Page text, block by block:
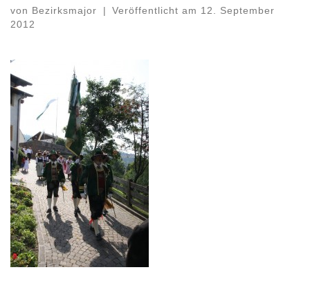
von Bezirksmajor | Veröffentlicht am 12. September
2012